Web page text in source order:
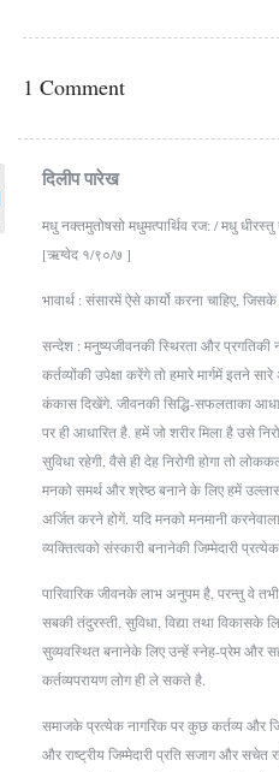
1 Comment
दिलीप पारेख
मधु नक्तमुतोषसो मधुमत्पार्थिव रज: / मधु धीरस्तु
[ऋग्वेद १/९०/७ ]
भावार्थ : संसारमें ऐसे कार्यो करना चाहिए,
सन्देश : मनुष्यजीवनकी स्थिरता और प्रगतिकी
कर्तव्योंकी उपेक्षा करेंगे तो हमारे मार्गमें इतने
कंकास दिखेंगे. जीवनकी सिद्धि-सफलताका आधार
पर ही आधारित है. हमें जो शरीर मिला है उसे
सुविधा रहेगी, वैसे ही देह निरोगी होगा तो
मनको समर्थ और श्रेष्ठ बनाने के लिए हमें
अर्जित करने होगें. यदि मनको मनमानी
व्यक्तित्वको संस्कारी बनानेकी जिम्मेदारी
पारिवारिक जीवनके लाभ अनुपम है, परन्तु वे तभी
सबकी तंदुरस्ती, सुविधा, विद्या तथा विकासके
सुव्यवस्थित बनानेके लिए उन्हें स्नेह-प्रेम और
कर्तव्यपरायण लोग ही ले सकते है.
समाजके प्रत्येक नागरिक पर कुछ कर्तव्य और
और राष्ट्रीय जिम्मेदारी प्रति सजाग और सचेत